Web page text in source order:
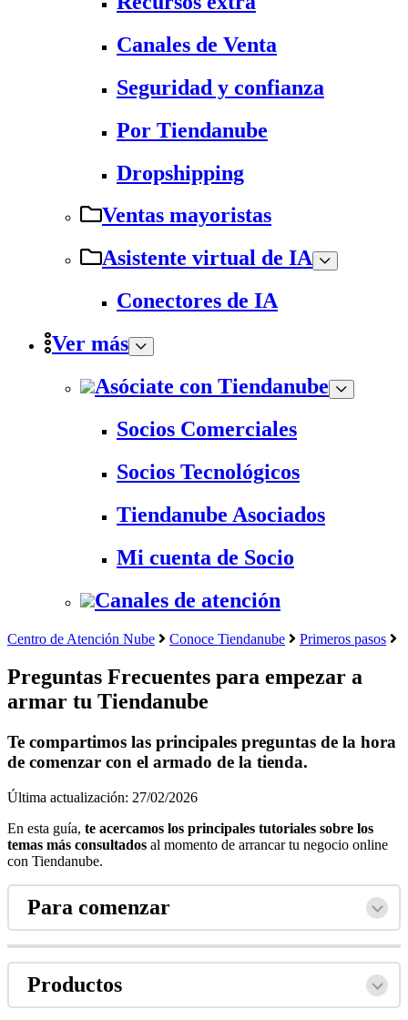
Canales de Venta
Seguridad y confianza
Por Tiendanube
Dropshipping
Ventas mayoristas
Asistente virtual de IA
Conectores de IA
Ver más
Asóciate con Tiendanube
Socios Comerciales
Socios Tecnológicos
Tiendanube Asociados
Mi cuenta de Socio
Canales de atención
Centro de Atención Nube Conoce Tiendanube Primeros pasos
Preguntas Frecuentes para empezar a
armar tu Tiendanube
Te compartimos las principales preguntas de la hora
de comenzar con el armado de la tienda.
Última actualización: 27/02/2026
En esta guía, te acercamos los principales tutoriales sobre los
temas más consultados al momento de arrancar tu negocio online
con Tiendanube.
Para comenzar
Productos